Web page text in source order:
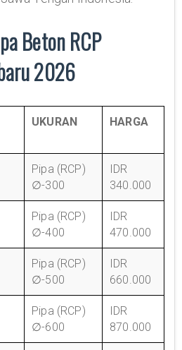
Beton RCP
2026
UKURAN HARGA
Pipa (RCP)
∅-300
IDR
340.000
Pipa (RCP)
∅-400
IDR
470.000
Pipa (RCP)
∅-500
IDR
660.000
Pipa (RCP)
∅-600
IDR
870.000